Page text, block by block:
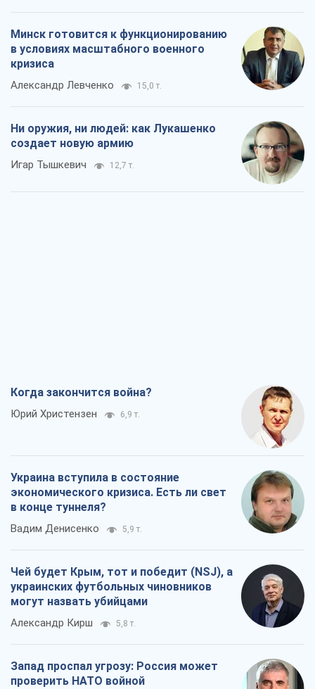
Минск готовится к функционированию
в условиях масштабного военного
кризиса
Александр Левченко 15,0 т.
Ни оружия, ни людей: как Лукашенко
создает новую армию
Игар Тышкевич 12,7 т.
Когда закончится война?
Юрий Христензен 6,9 т.
Украина вступила в состояние
экономического кризиса. Есть ли свет
в конце туннеля?
Вадим Денисенко 5,9 т.
Чей будет Крым, тот и победит (NSJ), а
украинских футбольных чиновников
могут назвать убийцами
Александр Кирш 5,8 т.
Запад проспал угрозу: Россия может
проверить НАТО войной